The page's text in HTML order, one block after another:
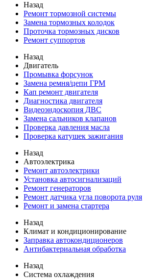
Назад
Ремонт тормозной системы
Замена тормозных колодок
Проточка тормозных дисков
Ремонт суппортов
Назад
Двигатель
Промывка форсунок
Замена ремня/цепи ГРМ
Кап ремонт двигателя
Диагностика двигателя
Видеоэндоскопия ДВС
Замена сальников клапанов
Проверка давления масла
Проверка катушек зажигания
Назад
Автоэлектрика
Ремонт автоэлектрики
Установка автосигнализаций
Ремонт генераторов
Ремонт датчика угла поворота руля
Ремонт и замена стартера
Назад
Климат и кондиционирование
Заправка автокондиционеров
Антибактериальная обработка
Назад
Система охлаждения